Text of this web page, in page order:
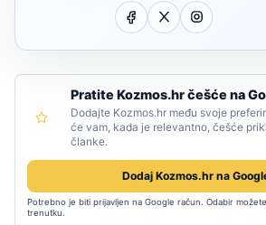
Pratite Kozmos.hr češće na
Dodajte Kozmos.hr među svoje
će vam, kada je relevantno, češće
članke.
Dodaj Kozmos.hr na
Potrebno je biti prijavljen na Google račun. Odabir
trenutku.